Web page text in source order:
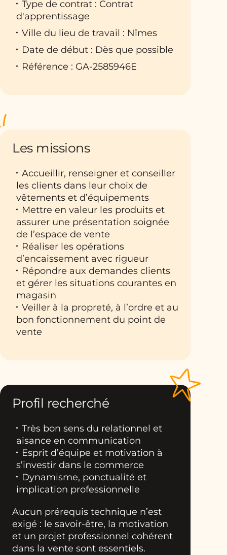
Type de contrat : Contrat
d'apprentissage
Ville du lieu de travail : Nîmes
Date de début : Dès que possible
Référence : GA-2585946E
Les missions
Accueillir, renseigner et conseiller
les clients dans leur choix de
vêtements et d’équipements
Mettre en valeur les produits et
assurer une présentation soignée
de l’espace de vente
Réaliser les opérations
d’encaissement avec rigueur
Répondre aux demandes clients
et gérer les situations courantes en
magasin
Veiller à la propreté, à l’ordre et au
bon fonctionnement du point de
vente
Profil recherché
Très bon sens du relationnel et
aisance en communication
Esprit d’équipe et motivation à
s’investir dans le commerce
Dynamisme, ponctualité et
implication professionnelle
Aucun prérequis technique n’est
exigé : le savoir-être, la motivation
et un projet professionnel cohérent
dans la vente sont essentiels.